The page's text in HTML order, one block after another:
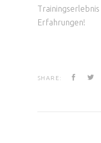
Erfahrungen!
SHARE: